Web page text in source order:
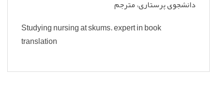
دانشجوی پرستاری، مترجم
Studying nursing at skums. expert in book
translation